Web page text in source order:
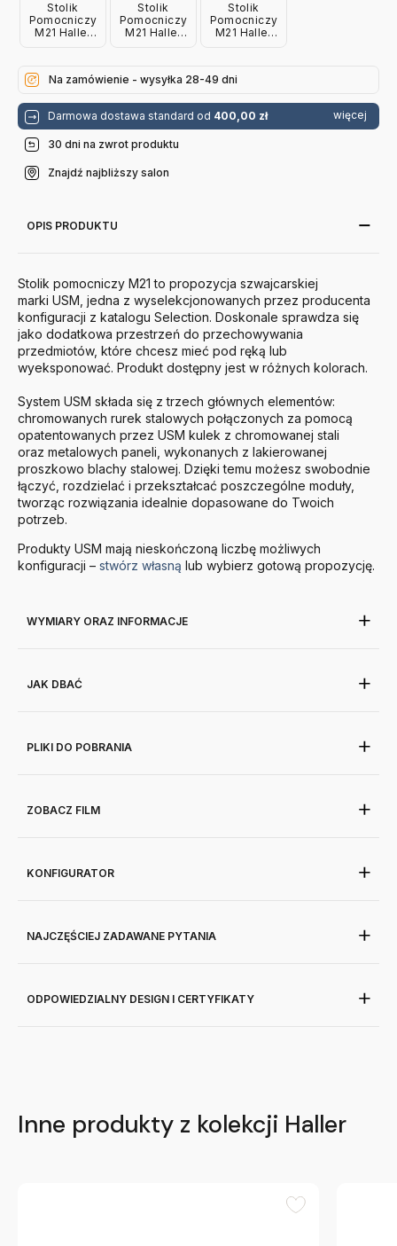
Stolik
Pomocniczy
M21 Haller
Stolik
Pomocniczy
M21 Haller
Stolik
Pomocniczy
M21 Haller
Na zamówienie - wysyłka 28-49 dni
Darmowa dostawa standard od 400,00 zł więcej
30 dni na zwrot produktu
Znajdź najbliższy salon
OPIS PRODUKTU
Stolik pomocniczy M21 to propozycja szwajcarskiej
marki USM , jedna z wyselekcjonowanych przez producenta
konfiguracji z katalogu Selection. Doskonale sprawdza się
jako dodatkowa przestrzeń do przechowywania
przedmiotów, które chcesz mieć pod ręką lub
wyeksponować. Produkt dostępny jest w różnych kolorach.
System USM składa się z trzech głównych elementów:
chromowanych rurek stalowych połączonych za pomocą
opatentowanych przez USM kulek z chromowanej stali
oraz metalowych paneli, wykonanych z lakierowanej
proszkowo blachy stalowej. Dzięki temu możesz swobodnie
łączyć, rozdzielać i przekształcać poszczególne moduły,
tworząc rozwiązania idealnie dopasowane do Twoich
potrzeb.
Produkty USM mają nieskończoną liczbę możliwych
konfiguracji – stwórz własną lub wybierz gotową propozycję.
WYMIARY ORAZ INFORMACJE
JAK DBAĆ
PLIKI DO POBRANIA
ZOBACZ FILM
KONFIGURATOR
NAJCZĘŚCIEJ ZADAWANE PYTANIA
ODPOWIEDZIALNY DESIGN I CERTYFIKATY
Inne produkty z kolekcji Haller